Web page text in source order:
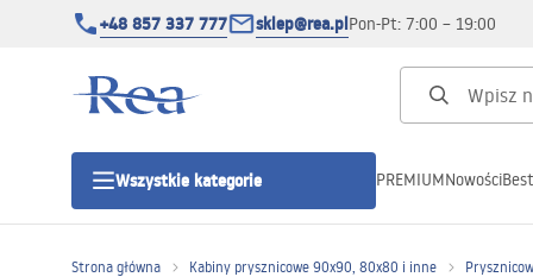
+48 857 337 777 sklep@rea.plPon-Pt: 7:00 – 19:00
Wszystkie kategorie
Kategorie produktowe
PREMIUMNowości
Strona główna Kabiny prysznicowe 90x90, 80x80 i inne